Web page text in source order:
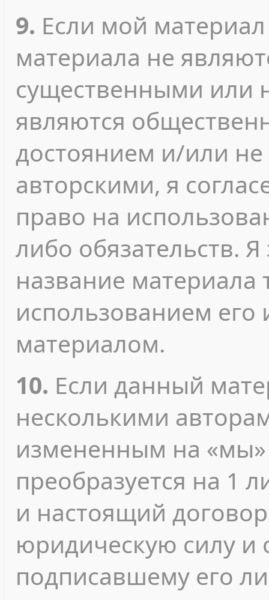
9. Если мой
материала не
существенными или
являются
достоянием и/или
авторскими, я
право на
либо обязательств.
название материала
использованием
материалом.
10. Если данный
несколькими
измененным на «мы»
преобразуется на 1
и настоящий
юридическую силу и
подписавшему его